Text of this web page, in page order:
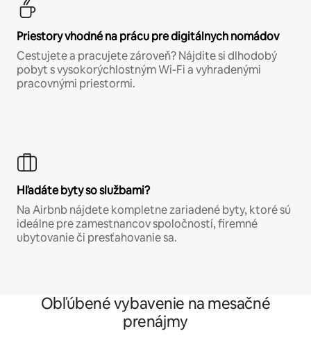
Priestory vhodné na prácu pre digitálnych nomádov
Cestujete a pracujete zároveň? Nájdite si dlhodobý
pobyt s vysokorýchlostným Wi-Fi a vyhradenými
pracovnými priestormi.
Hľadáte byty so službami?
Na Airbnb nájdete kompletne zariadené byty, ktoré sú
ideálne pre zamestnancov spoločností, firemné
ubytovanie či presťahovanie sa.
Obľúbené vybavenie na mesačné
prenájmy